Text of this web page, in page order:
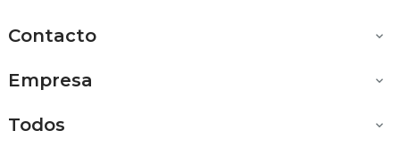
Contacto 
Empresa 
Todos 